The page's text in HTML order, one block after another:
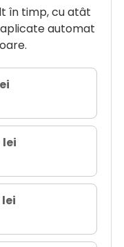
în timp, cu atât
automat
lei
lei